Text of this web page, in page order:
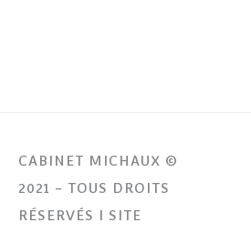
CABINET MICHAUX ©
2021 - TOUS DROITS
RÉSERVÉS I SITE